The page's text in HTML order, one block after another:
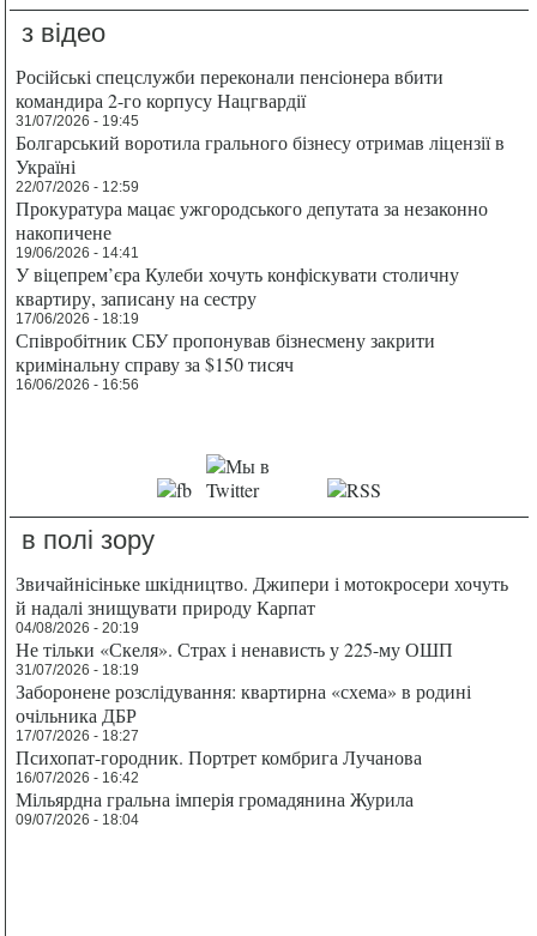
з відео
Російські спецслужби переконали пенсіонера вбити
командира 2-го корпусу Нацгвардії
31/07/2026 - 19:45
Болгарський воротила грального бізнесу отримав ліцензії в
Україні
22/07/2026 - 12:59
Прокуратура мацає ужгородського депутата за незаконно
накопичене
19/06/2026 - 14:41
У віцепрем’єра Кулеби хочуть конфіскувати столичну
квартиру, записану на сестру
17/06/2026 - 18:19
Співробітник СБУ пропонував бізнесмену закрити
кримінальну справу за $150 тисяч
16/06/2026 - 16:56
в полі зору
Звичайнісіньке шкідництво. Джипери і мотокросери хочуть
й надалі знищувати природу Карпат
04/08/2026 - 20:19
Не тільки «Скеля». Страх і ненависть у 225-му ОШП
31/07/2026 - 18:19
Заборонене розслідування: квартирна «схема» в родині
очільника ДБР
17/07/2026 - 18:27
Психопат-городник. Портрет комбрига Лучанова
16/07/2026 - 16:42
Мільярдна гральна імперія громадянина Журила
09/07/2026 - 18:04